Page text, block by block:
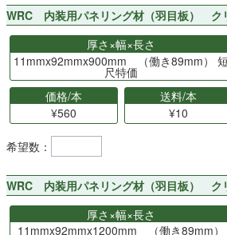
WRC 内装用パネリング材（羽目板） ク
厚さ×幅×長さ
11mmx92mmx900mm （働き89mm） 短
尺特価
価格/本
¥560
送料/本
¥10
希望数：
WRC 内装用パネリング材（羽目板） ク
厚さ×幅×長さ
11mmx92mmx1200mm （働き89mm）